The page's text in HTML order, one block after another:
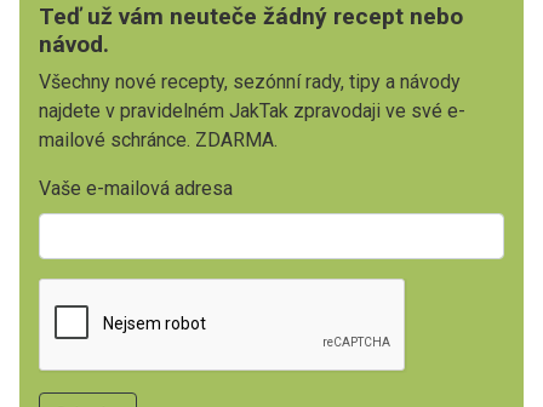
Teď už vám neuteče žádný recept nebo
návod.
Všechny nové recepty, sezónní rady, tipy a návody
najdete v pravidelném JakTak zpravodaji ve své e-
mailové schránce. ZDARMA.
Vaše e-mailová adresa